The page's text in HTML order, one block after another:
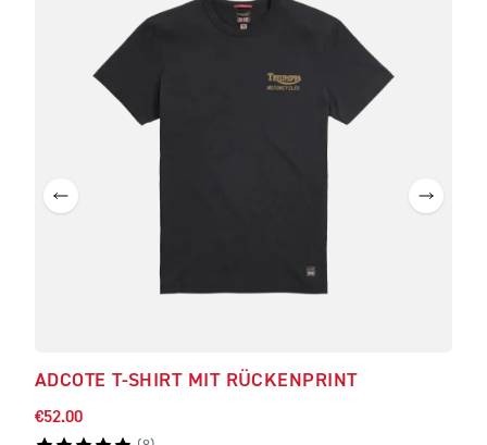
ADCOTE T-SHIRT MIT RÜCKENPRINT
€52.00